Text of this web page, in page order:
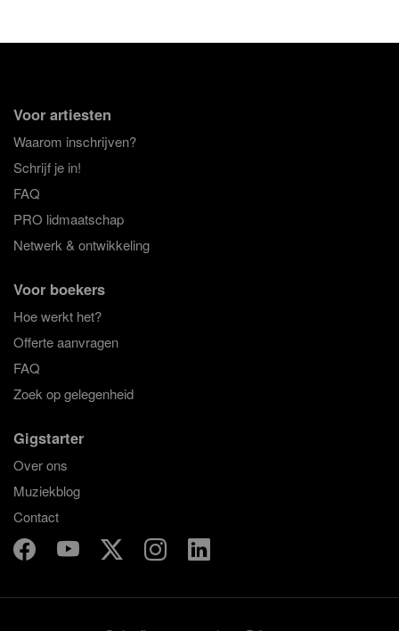
Voor artiesten
Waarom inschrijven?
Schrijf je in!
FAQ
PRO lidmaatschap
Netwerk & ontwikkeling
Voor boekers
Hoe werkt het?
Offerte aanvragen
FAQ
Zoek op gelegenheid
Gigstarter
Over ons
Muziekblog
Contact